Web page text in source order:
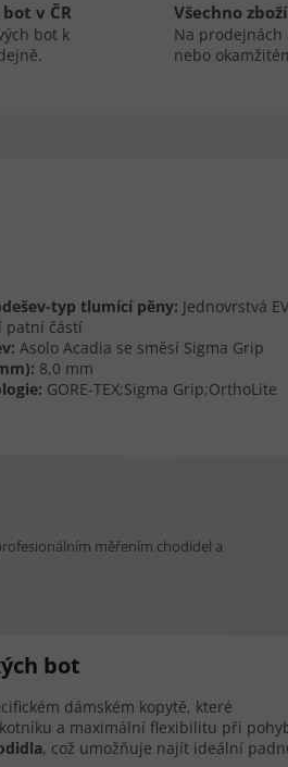
v ČR
bot k
Všechno zboží
Na prodejnách
nebo
typ tlumící pěny: Jednovrstvá
patní částí
Asolo Acadia se směsí Sigma Grip
8,0 mm
GORE-TEX;Sigma Grip;OrthoLite
měřením chodidel a
bot
dámském kopytě, které
a maximální flexibilitu při
, což umožňuje najít ideální